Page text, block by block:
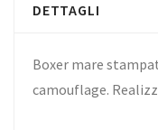
DETTAGLI
Boxer mare
camouflage.